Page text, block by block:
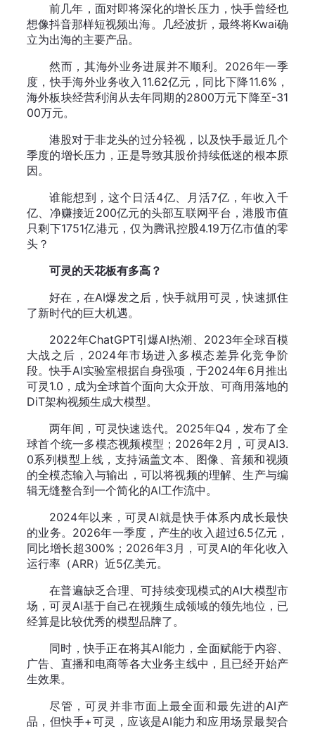
前几年，面对即将深化的增长压力，快手曾经也
想像抖音那样短视频出海。几经波折，最终将Kwai确
立为出海的主要产品。
然而，其海外业务进展并不顺利。2026年一季
度，快手海外业务收入11.62亿元，同比下降11.6%，
海外板块经营利润从去年同期的2800万元下降至-31
00万元。
港股对于非龙头的过分轻视，以及快手最近几个
季度的增长压力，正是导致其股价持续低迷的根本原
因。
谁能想到，这个日活4亿、月活7亿，年收入千
亿、净赚接近200亿元的头部互联网平台，港股市值
只剩下1751亿港元，仅为腾讯控股4.19万亿市值的零
头？
可灵的天花板有多高？
好在，在AI爆发之后，快手就用可灵，快速抓住
了新时代的巨大机遇。
2022年ChatGPT引爆AI热潮、2023年全球百模
大战之后，2024年市场进入多模态差异化竞争阶
段。快手AI实验室根据自身强项，于2024年6月推出
可灵1.0，成为全球首个面向大众开放、可商用落地的
DiT架构视频生成大模型。
两年间，可灵快速迭代。2025年Q4，发布了全
球首个统一多模态视频模型；2026年2月，可灵AI3.
0系列模型上线，支持涵盖文本、图像、音频和视频
的全模态输入与输出，可以将视频的理解、生产与编
辑无缝整合到一个简化的AI工作流中。
2024年以来，可灵AI就是快手体系内成长最快
的业务。2026年一季度，产生的收入超过6.5亿元，
同比增长超300%；2026年3月，可灵AI的年化收入
运行率（ARR）近5亿美元。
在普遍缺乏合理、可持续变现模式的AI大模型市
场，可灵AI基于自己在视频生成领域的领先地位，已
经算是比较优秀的模型品牌了。
同时，快手正在将其AI能力，全面赋能于内容、
广告、直播和电商等各大业务主线中，且已经开始产
生效果。
尽管，可灵并非市面上最全面和最先进的AI产
品，但快手+可灵，应该是AI能力和应用场景最契合